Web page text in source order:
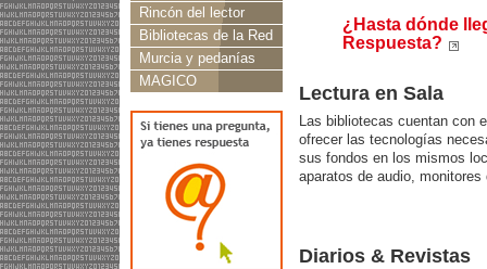
Rincón del lector
Bibliotecas de la Red
Murcia y pedanías
MAGICO
¿Hasta dónde
Respuesta?
Lectura en Sala
Las bibliotecas cuentan con
ofrecer las tecnologías
sus fondos en los mismos
aparatos de audio,
Diarios & Revistas